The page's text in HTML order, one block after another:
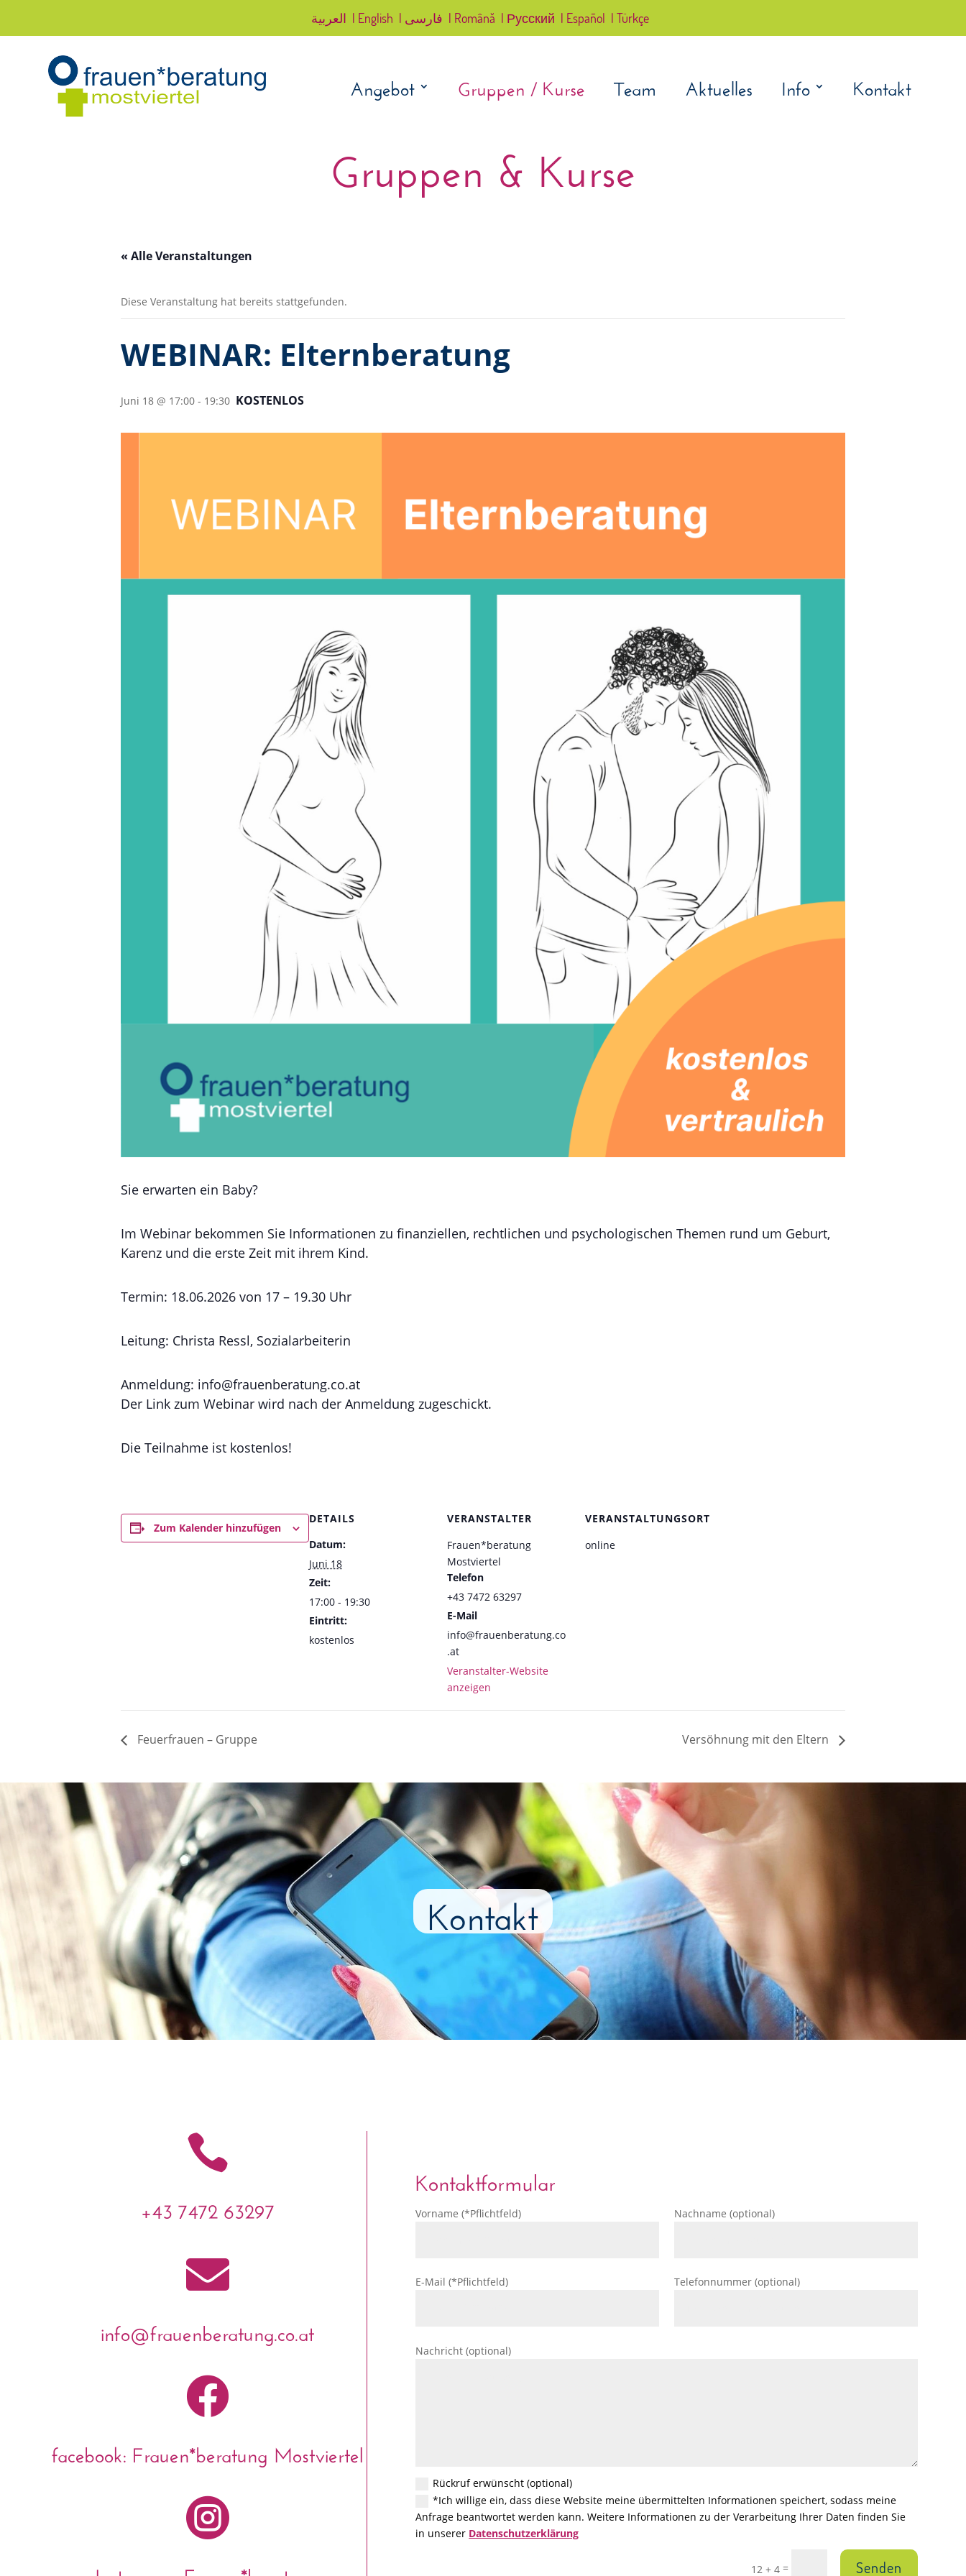
العربية | English | فارسی | Română | Русский | Español | Türkçe
Angebot Gruppen / Kurse Team Aktuelles Info Kontakt
Gruppen & Kurse
« Alle Veranstaltungen
Diese Veranstaltung hat bereits stattgefunden.
WEBINAR: Elternberatung
Juni 18 @ 17:00 - 19:30 KOSTENLOS
Sie erwarten ein Baby?
Im Webinar bekommen Sie Informationen zu finanziellen, rechtlichen und psychologischen Themen rund um Geburt,
Karenz und die erste Zeit mit ihrem Kind.
Termin: 18.06.2026 von 17 – 19.30 Uhr
Leitung: Christa Ressl, Sozialarbeiterin
Anmeldung: info@frauenberatung.co.at
Der Link zum Webinar wird nach der Anmeldung zugeschickt.
Die Teilnahme ist kostenlos!
Zum Kalender hinzufügen
DETAILS
Datum:
Juni 18
Zeit:
17:00 - 19:30
Eintritt:
kostenlos
VERANSTALTER
Frauen*beratung
Mostviertel
Telefon
+43 7472 63297
E-Mail
info@frauenberatung.co
.at
Veranstalter-Website
anzeigen
VERANSTALTUNGSORT
online
Feuerfrauen – Gruppe Versöhnung mit den Eltern
Kontakt

+43 7472 63297

info@frauenberatung.co.at

facebook: Frauen*beratung Mostviertel

Kontaktformular
Vorname (*Pflichtfeld) Nachname (optional)
E-Mail (*Pflichtfeld) Telefonnummer (optional)
Nachricht (optional)
Rückruf erwünscht (optional)
*Ich willige ein, dass diese Website meine übermittelten Informationen speichert, sodass meine
Anfrage beantwortet werden kann. Weitere Informationen zu der Verarbeitung Ihrer Daten finden Sie
in unserer Datenschutzerklärung
12 + 4 = Senden